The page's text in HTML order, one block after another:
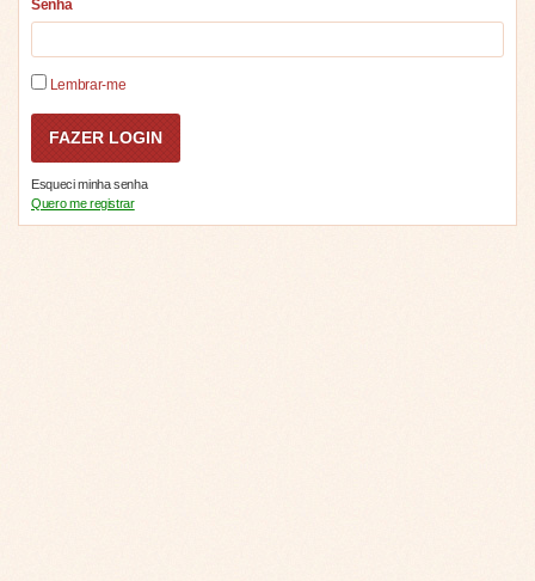
Senha
Lembrar-me
Esqueci minha senha
Quero me registrar